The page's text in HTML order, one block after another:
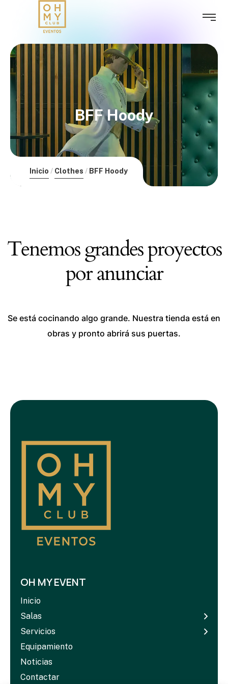
BFF Hoody
Inicio Clothes BFF Hoody
Tenemos grandes proyectos
por anunciar
Se está cocinando algo grande. Nuestra tienda está en
obras y pronto abrirá sus puertas.
OH MY EVENT
Inicio
Salas
Servicios
Equipamiento
Noticias
Contactar